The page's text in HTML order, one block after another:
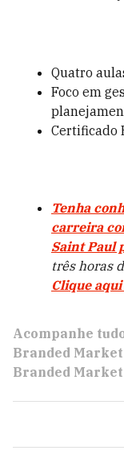
Quatro
Foco em
Certificado
Tenha
carreira
Saint Paul
três horas
Clique
Acompanhe
Branded
Branded